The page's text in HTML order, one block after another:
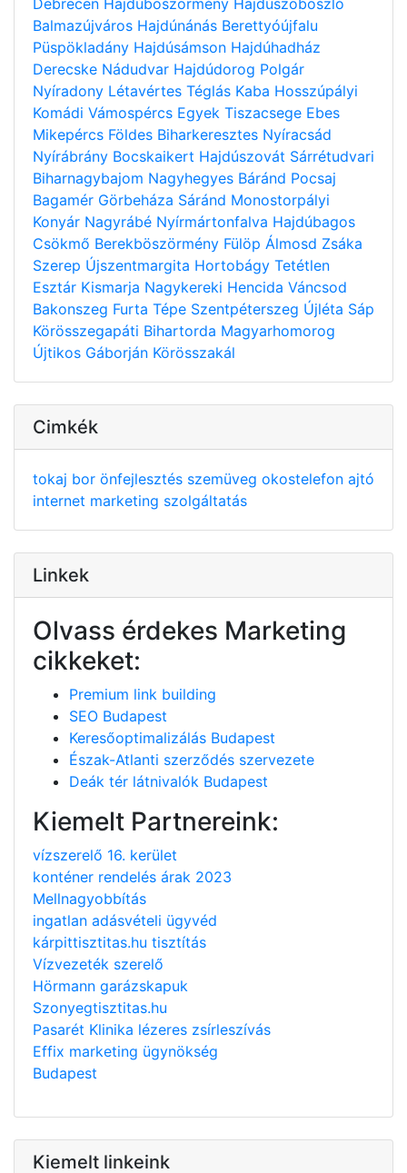
Balmazújváros Hajdúnánás Berettyóújfalu
Püspökladány Hajdúsámson Hajdúhadház
Derecske Nádudvar Hajdúdorog Polgár
Nyíradony Létavértes Téglás Kaba Hosszúpályi
Komádi Vámospércs Egyek Tiszacsege Ebes
Mikepércs Földes Biharkeresztes Nyíracsád
Nyírábrány Bocskaikert Hajdúszovát Sárrétudvari
Biharnagybajom Nagyhegyes Báránd Pocsaj
Bagamér Görbeháza Sáránd Monostorpályi
Konyár Nagyrábé Nyírmártonfalva Hajdúbagos
Csökmő Berekböszörmény Fülöp Álmosd Zsáka
Szerep Újszentmargita Hortobágy Tetétlen
Esztár Kismarja Nagykereki Hencida Váncsod
Bakonszeg Furta Tépe Szentpéterszeg Újléta Sáp
Körösszegapáti Bihartorda Magyarhomorog
Újtikos Gáborján Körösszakál
Cimkék
tokaj bor önfejlesztés szemüveg okostelefon ajtó
internet marketing szolgáltatás
Linkek
Olvass érdekes Marketing
cikkeket:
Premium link building
SEO Budapest
Keresőoptimalizálás Budapest
Észak-Atlanti szerződés szervezete
Deák tér látnivalók Budapest
Kiemelt Partnereink:
vízszerelő 16. kerület
konténer rendelés árak 2023
Mellnagyobbítás
ingatlan adásvételi ügyvéd
kárpittisztitas.hu tisztítás
Vízvezeték szerelő
Hörmann garázskapuk
Szonyegtisztitas.hu
Pasarét Klinika lézeres zsírleszívás
Effix marketing ügynökség
Budapest
Kiemelt linkeink